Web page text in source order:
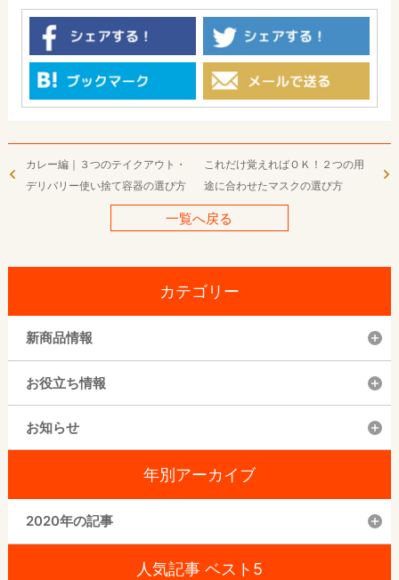
カレー編｜３つのテイクアウト・
デリバリー使い捨て容器の選び方
一覧へ戻る
これだけ覚えればＯＫ！２つの用
途に合わせたマスクの選び方
カテゴリー
新商品情報
お役立ち情報
お知らせ
年別アーカイブ
2020年の記事
人気記事 ベスト5